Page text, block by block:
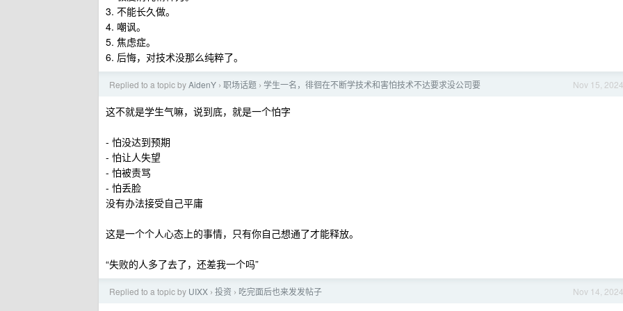
3. 不能长久做。
4. 嘲讽。
5. 焦虑症。
6. 后悔，对技术没那么纯粹了。
Nov 15, 2024
Replied to a topic byAidenY › 职场话题 › 学生一名，徘徊在不断学技术和害怕技术不达要求没公司要
这不就是学生气嘛，说到底，就是一个怕字
- 怕没达到预期
- 怕让人失望
- 怕被责骂
- 怕丢脸
没有办法接受自己平庸
这是一个个人心态上的事情，只有你自己想通了才能释放。
“失败的人多了去了，还差我一个吗”
Nov 14, 2024
Replied to a topic by UIXX › 投资 › 吃完面后也来发发帖子